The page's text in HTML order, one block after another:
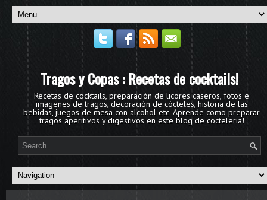
Tragos y Copas : Recetas de cocktails!
Recetas de cocktails, preparación de licores caseros, fotos e
imagenes de tragos, decoración de cócteles, historia de las
bebidas, juegos de mesa con alcohol etc. Aprende como preparar
tragos aperitivos y digestivos en este blog de coctelería!